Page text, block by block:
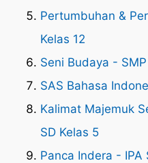
Pertumbuhan &
Kelas 12
Seni Budaya -
SAS Bahasa
Kalimat Majemuk
SD Kelas 5
Panca Indera - IPA